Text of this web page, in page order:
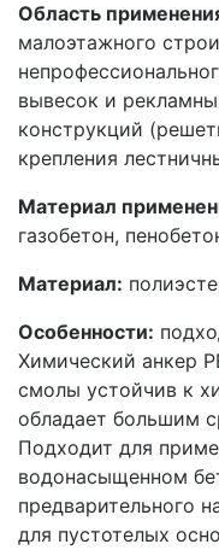
Область
малоэтажного
вывесок и
конструкций
крепления
Материал
газобетон,
Материал:
Особенности:
Химический анкер
смолы устойчив к
обладает большим
Подходит для
водонасыщенном
предварительного
для пустотелых